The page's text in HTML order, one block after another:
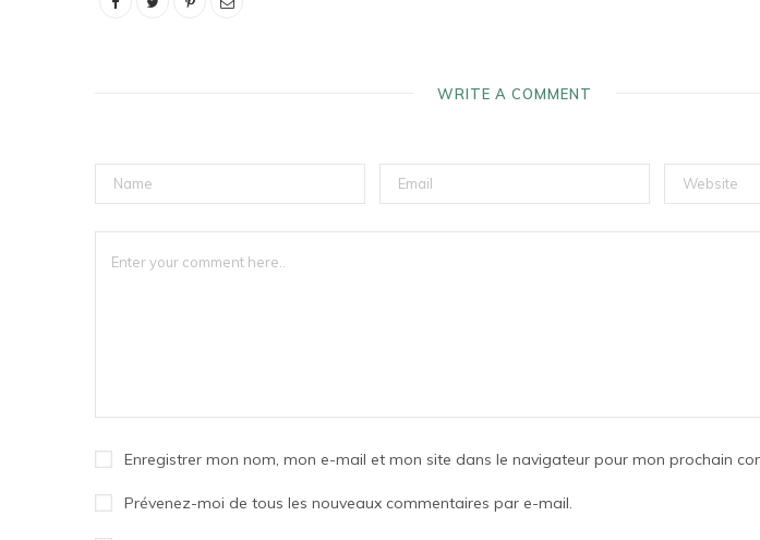
WRITE A COMMENT
Enregistrer mon nom, mon e-mail et mon site dans le navigateur pour mon prochain
Prévenez-moi de tous les nouveaux commentaires par e-mail.